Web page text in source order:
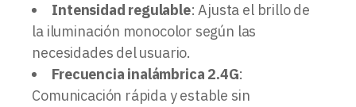
Intensidad regulable: Ajusta el brillo de
la iluminación monocolor según las
necesidades del usuario.
Frecuencia inalámbrica 2.4G:
Comunicación rápida y estable sin